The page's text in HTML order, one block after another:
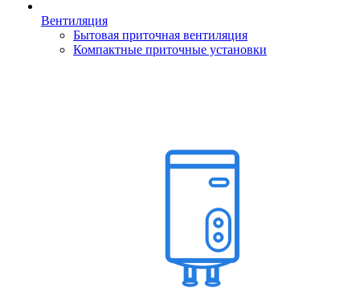
Вентиляция
Бытовая приточная вентиляция
Компактные приточные установки